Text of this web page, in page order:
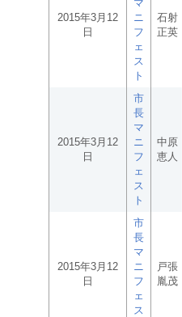
2015年3月12
日
マ
ニ
フ
ェ
ス
ト
石射
正英
2015年3月12
日
市
長
マ
ニ
フ
ェ
ス
ト
中原
恵人
2015年3月12
日
市
長
マ
ニ
フ
ェ
ス
戸張
胤茂